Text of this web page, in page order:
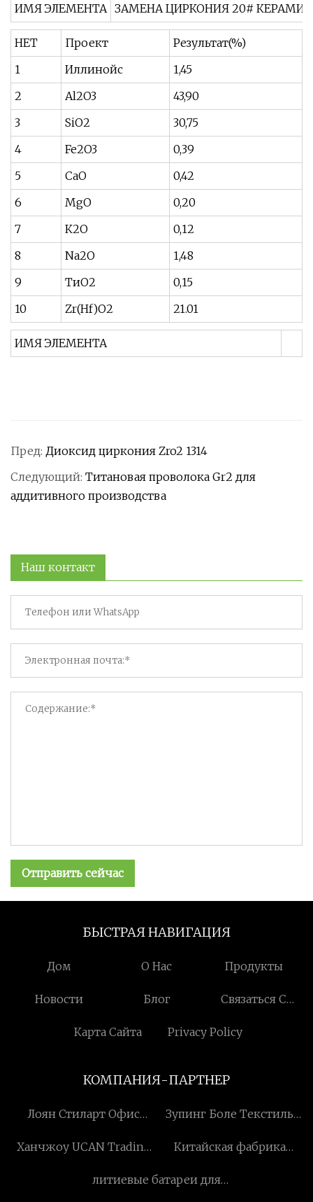
ИМЯ ЭЛЕМЕНТА ЗАМЕНА ЦИРКОНИЯ 20#
НЕТ Проект
Результат(%)
1
Иллинойс
1,45
2
Al2O3
43,90
3
SiO2
30,75
4
Fe2O3
0,39
5
СаО
0,42
6
MgO
0,20
7
К2О
0,12
8
Na2O
1,48
9
ТиО2
0,15
10
Zr(Hf)O2 21.01
ИМЯ ЭЛЕМЕНТА
Пред: Диоксид циркония Zro2 1314
Следующий: Титановая проволока Gr2 для
аддитивного производства
Наш контакт
Отправить сейчас
БЫСТРАЯ НАВИГАЦИЯ
Дом О Нас Продукты
Новости Блог
Связаться С
Карта Сайта
Privacy Policy
КОМПАНИЯ-ПАРТНЕР
Лоян Стиларт Офис
ограниченной
Зупинг Боле Текстиль
Ханчжоу UCAN Trading
Китайская фабрика
машин
литиевые батареи для